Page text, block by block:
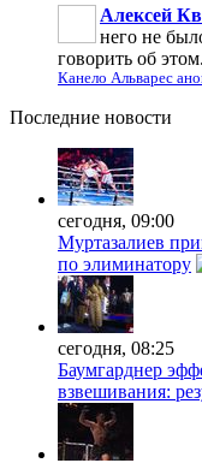
Алексей
него не
говорить об
Канело Альварес
Последние новости
сегодня, 09:00
Муртазалиев
по элиминатору
сегодня, 08:25
Баумгарднер
взвешивания: